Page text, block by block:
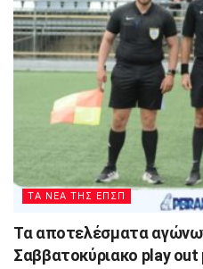
ΤΑ ΝΕΑ ΤΗΣ ΕΠΣΠ
Τα αποτελέσματα
Σαββατοκύριακο play